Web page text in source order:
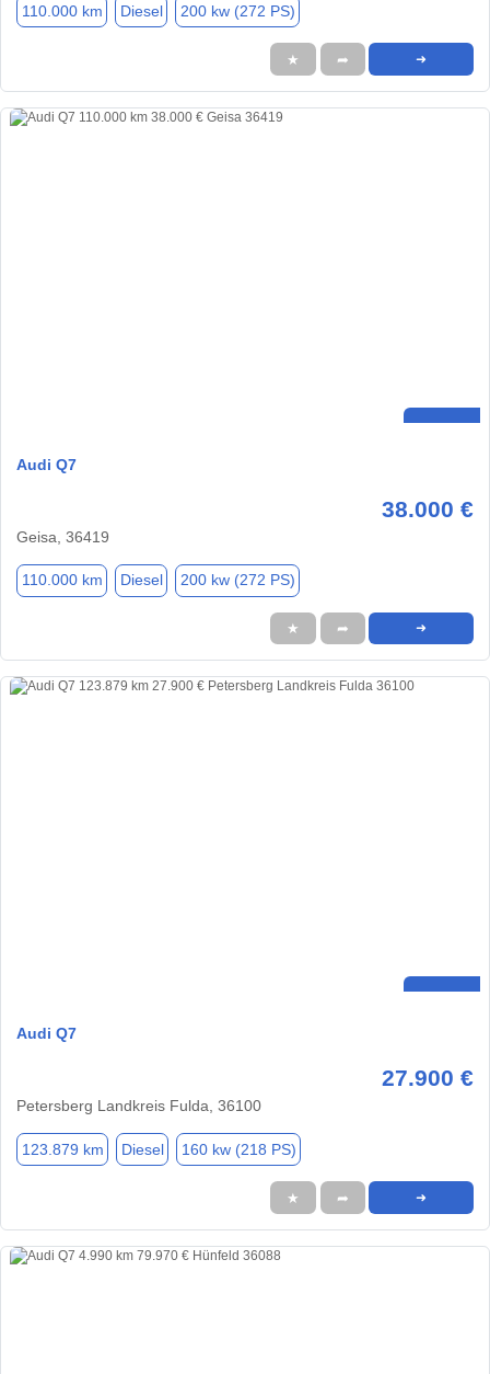
110.000 km Diesel 200 kw (272 PS)
★ ➦ ➜
Audi Q7
38.000 €
Geisa, 36419
110.000 km Diesel 200 kw (272 PS)
★ ➦ ➜
Audi Q7
27.900 €
Petersberg Landkreis Fulda, 36100
123.879 km Diesel 160 kw (218 PS)
★ ➦ ➜